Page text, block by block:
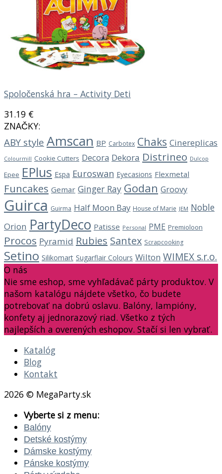
Spoločenská hra – Activity Deti
31.19 €
ZNAČKY:
ABY style Amscan BP Carbotex Chaks Cinereplicas
Colourmill Cookie Cutters Decora Dekora Distrineo Dulcop
Epee EPlus Espa Euroswan Eyecasions Flexmetal
Funcakes Gemar Ginger Ray Godan Groovy
Guirca Guirma Half Moon Bay House of Marie JEM Noble
Orion PartyDeco Patisse Personal PME Premioloon
Procos Pyramid Rubies Santex Scrapcooking
Setino Silikomart Sugarflair Colours Wilton WIMEX s.r.o.
O nás
Nie sme eshop, sme vyhľadávač párty produktov. V
našom katalógu nájdete všetko, čo budete
potrebovať na dobrú oslavu. Balóny, lampióny,
konfety aj jednorazový riad. Všetko z tých
najlepších a overených eshopov. Stačí si len vybrať.
Katalóg
Blog
Kontakt
2026 © MegaParty.sk
Vyberte si z menu:
Balóny
Detské kostýmy
Dámske kostýmy
Pánske kostýmy